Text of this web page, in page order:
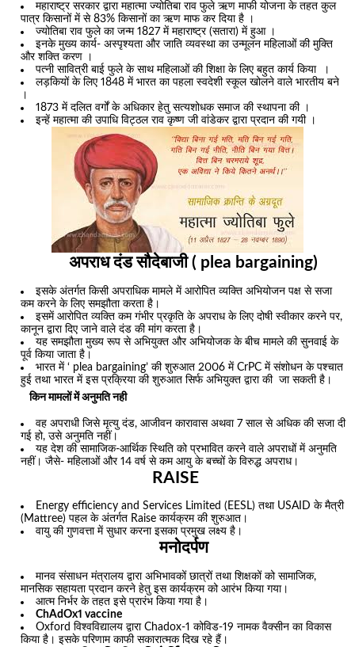
महाराष्ट्र सरकार द्वारा महात्मा ज्योतिबा राव फुले ऋण माफी योजना के तहत कुल
पात्र किसानों में से 83% किसानों का ऋण माफ कर दिया है ।
ज्योतिबा राव फुले का जन्म 1827 में महाराष्ट्र (सतारा) में हुआ ।
इनके मुख्य कार्य- अस्पृश्यता और जाति व्यवस्था का उन्मूलन महिलाओं की मुक्ति
और शक्ति करण ।
पत्नी सावित्री बाई फुले के साथ महिलाओं की शिक्षा के लिए बहुत कार्य किया ।
लड़कियों के लिए 1848 में भारत का पहला स्वदेशी स्कूल खोलने वाले भारतीय बने
।
1873 में दलित वर्गों के अधिकार हेतु सत्यशोधक समाज की स्थापना की ।
इन्हें महात्मा की उपाधि विट्ठल राव कृष्ण जी वांडेकर द्वारा प्रदान की गयी ।
अपराध दंड सौदेबाजी ( plea bargaining)
इसके अंतर्गत किसी अपराधिक मामले में आरोपित व्यक्ति अभियोजन पक्ष से सजा
कम करने के लिए समझौता करता है।
इसमें आरोपित व्यक्ति कम गंभीर प्रकृति के अपराध के लिए दोषी स्वीकार करने पर,
कानून द्वारा दिए जाने वाले दंड की मांग करता है।
यह समझौता मुख्य रूप से अभियुक्त और अभियोजक के बीच मामले की सुनवाई के
पूर्व किया जाता है।
भारत में ‘ plea bargaining’ की शुरुआत 2006 में CrPC में संशोधन के पश्चात
हुई तथा भारत में इस प्रक्रिया की शुरुआत सिर्फ अभियुक्त द्वारा की जा सकती है।
किन मामलों में अनुमति नही
वह अपराधी जिसे मृत्यु दंड, आजीवन कारावास अथवा 7 साल से अधिक की सजा दी
गई हो, उसे अनुमति नहीं।
यह देश की सामाजिक-आर्थिक स्थिति को प्रभावित करने वाले अपराधों में अनुमति
नहीं। जैसे- महिलाओं और 14 वर्ष से कम आयु के बच्चों के विरुद्ध अपराध।
RAISE
Energy efficiency and Services Limited (EESL) तथा USAID के मैत्री
(Mattree) पहल के अंतर्गत Raise कार्यक्रम की शुरुआत।
वायु की गुणवत्ता में सुधार करना इसका प्रमुख लक्ष्य है।
मनोदर्पण
मानव संसाधन मंत्रालय द्वारा अभिभावकों छात्रों तथा शिक्षकों को सामाजिक,
मानसिक सहायता प्रदान करने हेतु इस कार्यक्रम को आरंभ किया गया।
आत्म निर्भर के तहत इसे प्रारंभ किया गया है।
ChAdOx1 vaccine
Oxford विश्वविद्यालय द्वारा Chadox-1 कोविड-19 नामक वैक्सीन का विकास
किया है। इसके परिणाम काफी सकारात्मक दिख रहे हैं।